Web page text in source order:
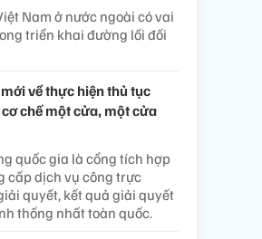
Nam ở nước ngoài có vai
triển khai đường lối đối
về thực hiện thủ tục
chế một cửa, một cửa
quốc gia là cổng tích hợp
cấp dịch vụ công trực
quyết, kết quả giải quyết
thống nhất toàn quốc.